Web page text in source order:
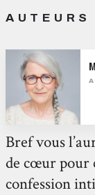
AUTEURS
Bref vous
de cœur pour
confession